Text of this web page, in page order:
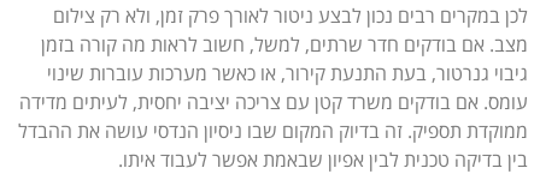
לכן במקרים רבים נכון לבצע ניטור לאורך פרק זמן, ולא רק צילום
מצב. אם בודקים חדר שרתים, למשל, חשוב לראות מה קורה בזמן
גיבוי גנרטור, בעת התנעת קירור, או כאשר מערכות עוברות שינוי
עומס. אם בודקים משרד קטן עם צריכה יציבה יחסית, לעיתים מדידה
ממוקדת תספיק. זה בדיוק המקום שבו ניסיון הנדסי עושה את ההבדל
בין בדיקה טכנית לבין אפיון שבאמת אפשר לעבוד איתו.